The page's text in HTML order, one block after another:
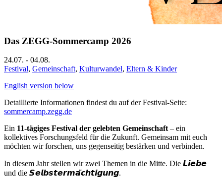
Das ZEGG-Sommercamp 2026
24.07. - 04.08.
Festival, Gemeinschaft, Kulturwandel, Eltern & Kinder
English version below
Detaillierte Informationen findest du auf der Festival-Seite:
sommercamp.zegg.de
Ein 11-tägiges Festival der gelebten Gemeinschaft– ein
kollektives Forschungsfeld für die Zukunft. Gemeinsam mit euch
möchten wir forschen, uns gegenseitig bestärken und verbinden.
In diesem Jahr stellen wir zwei Themen in die Mitte. Die 𝙇𝙞𝙚𝙗𝙚
und die 𝙎𝙚𝙡𝙗𝙨𝙩𝙚𝙧𝙢𝙖̈𝙘𝙝𝙩𝙞𝙜𝙪𝙣𝙜.